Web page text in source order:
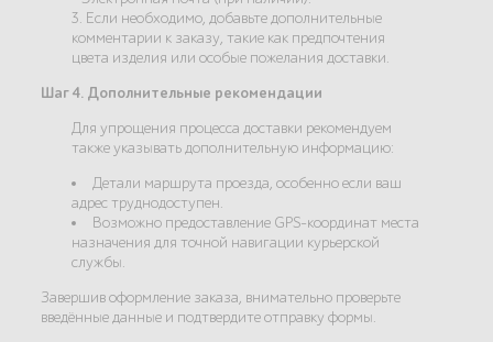
3. Если необходимо, добавьте дополнительные
комментарии к заказу, такие как предпочтения
цвета изделия или особые пожелания доставки.
Шаг 4. Дополнительные рекомендации
Для упрощения процесса доставки рекомендуем
также указывать дополнительную информацию:
Детали маршрута проезда, особенно если ваш
адрес труднодоступен.
Возможно предоставление GPS-координат места
назначения для точной навигации курьерской
службы.
Завершив оформление заказа, внимательно проверьте
введённые данные и подтвердите отправку формы.